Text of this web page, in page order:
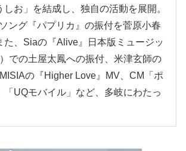
しお」を結成し、独自の活動を展開。
ング『パプリカ』の振付を菅原小春
た、Siaの『Alive』日本版ミュージッ
での土屋太鳳への振付、米津玄師の
MISIAの『Higher Love』MV、CM「ポ
「UQモバイル」など、多岐にわたっ